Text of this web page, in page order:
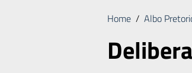
Home / Albo